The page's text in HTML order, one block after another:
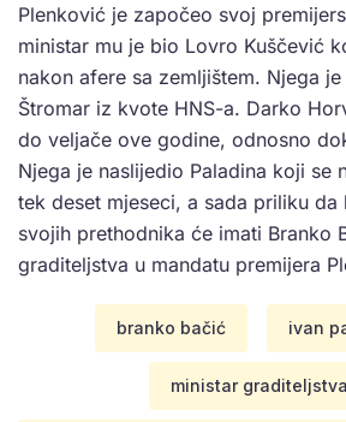
Plenković je započeo svoj
ministar mu je bio Lovro Kuščević
nakon afere sa zemljištem. Njega
Štromar iz kvote HNS-a. Darko
do veljače ove godine, odnosno
Njega je naslijedio Paladina koji se
tek deset mjeseci, a sada priliku
svojih prethodnika će imati Branko
graditeljstva u mandatu premijera
branko bačić ivan
ministar graditeljstva